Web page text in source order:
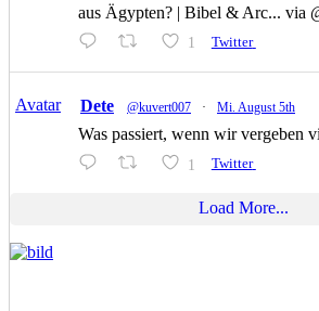
aus Ägypten? | Bibel & Arc... via
1 Twitter
Avatar Dete @kuvert007 · Mi. August 5th
Was passiert, wenn wir vergeben
1 Twitter
Load More...